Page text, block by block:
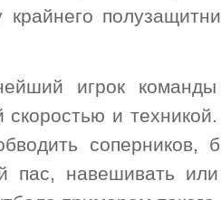
крайнего
игрок
скоростью и
соперников,
пас, навешивать